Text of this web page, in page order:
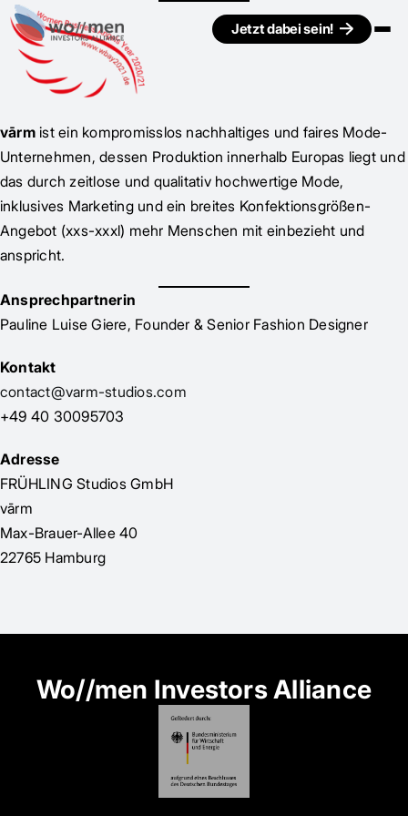
Jetzt dabei sein!
vārmist ein kompromisslos nachhaltiges und faires Mode-
Unternehmen, dessen Produktion innerhalb Europas liegt und
das durch zeitlose und qualitativ hochwertige Mode,
inklusives Marketing und ein breites Konfektionsgrößen-
Angebot (xxs-xxxl) mehr Menschen mit einbezieht und
anspricht.
Ansprechpartnerin
Pauline Luise Giere, Founder & Senior Fashion Designer
Kontakt
contact@varm-studios.com
+49 40 30095703
Adresse
FRÜHLING Studios GmbH
vārm
Max-Brauer-Allee 40
22765 Hamburg
Wo//men Investors Alliance